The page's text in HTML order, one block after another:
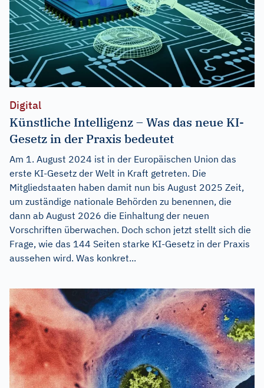
Digital
Künstliche Intelligenz – Was das neue KI-
Gesetz in der Praxis bedeutet
Am 1. August 2024 ist in der Europäischen Union das
erste KI-Gesetz der Welt in Kraft getreten. Die
Mitgliedstaaten haben damit nun bis August 2025 Zeit,
um zuständige nationale Behörden zu benennen, die
dann ab August 2026 die Einhaltung der neuen
Vorschriften überwachen. Doch schon jetzt stellt sich die
Frage, wie das 144 Seiten starke KI-Gesetz in der Praxis
aussehen wird. Was konkret...